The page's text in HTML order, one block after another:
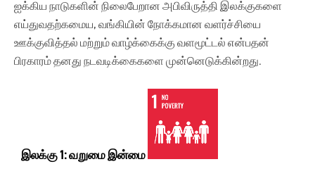
ஐக்கிய நாடுகளின் நிலைபேறான அபிவிருத்தி இலக்குகளை
எய்துவதற்கமைய, வங்கியின் நோக்கமான வளர்ச்சியை
ஊக்குவித்தல் மற்றும் வாழ்க்கைக்கு வளமூட்டல் என்பதன்
பிரகாரம் தனது நடவடிக்கைகளை முன்னெடுக்கின்றது.
இலக்கு 1: வறுமை இன்மை